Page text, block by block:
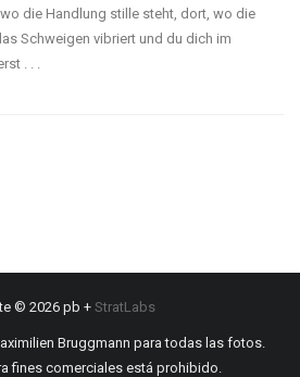
die Handlung stille steht, dort, wo die
Schweigen vibriert und du dich im
. . .
© 2026 pb + StratLabs
Bruggmann para todas las fotos.
fines comerciales está prohibido.